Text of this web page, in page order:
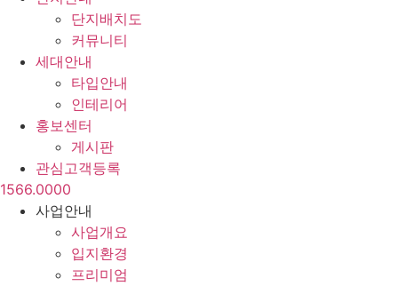
단지배치도
커뮤니티
세대안내
타입안내
인테리어
홍보센터
게시판
관심고객등록
1566.0000
사업안내
사업개요
입지환경
프리미엄